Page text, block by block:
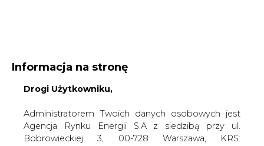
Administratorem Twoich danych osobowych jest
Bobrowieckiej 3, 00-728 Warszawa, KRS:
W ramach odwiedzania naszych serwisów
internetowych możemy przetwarzać Twój adres IP,
pliki cookies i podobne dane nt. aktywności lub